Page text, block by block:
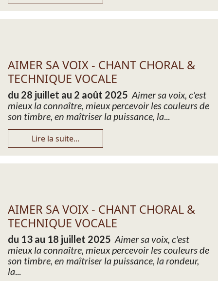
AIMER SA VOIX - CHANT CHORAL &
TECHNIQUE VOCALE
du 28 juillet au 2 août 2025 Aimer sa voix, c'est
mieux la connaître, mieux percevoir les couleurs de
son timbre, en maîtriser la puissance, la...
Lire la suite...
AIMER SA VOIX - CHANT CHORAL &
TECHNIQUE VOCALE
du 13 au 18 juillet 2025 Aimer sa voix, c'est
mieux la connaître, mieux percevoir les couleurs de
son timbre, en maîtriser la puissance, la rondeur,
la...